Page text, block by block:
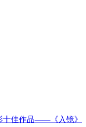
十佳作品——《入镜》